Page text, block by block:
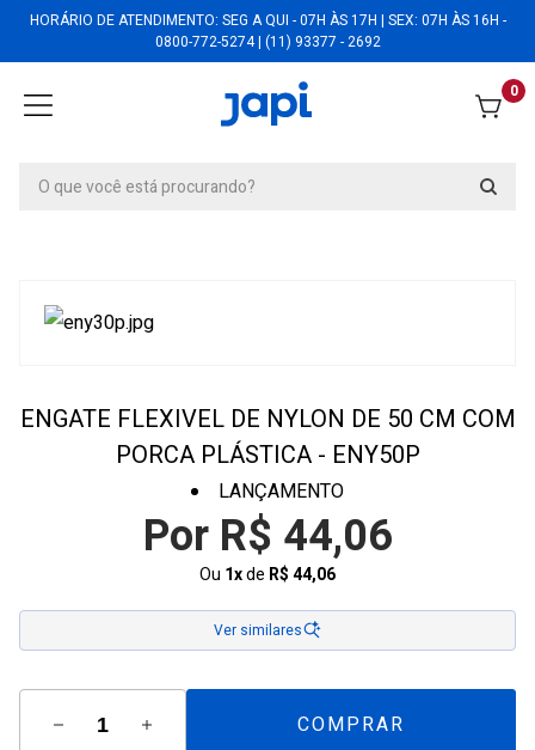
HORÁRIO DE ATENDIMENTO: SEG A QUI - 07H ÀS 17H | SEX: 07H ÀS 16H -
0800-772-5274 | (11) 93377 - 2692
0
ENGATE FLEXIVEL DE NYLON DE 50 CM COM
PORCA PLÁSTICA - ENY50P
LANÇAMENTO
Por R$ 44,06
Ou 1xde R$ 44,06
Ver similares
COMPRAR